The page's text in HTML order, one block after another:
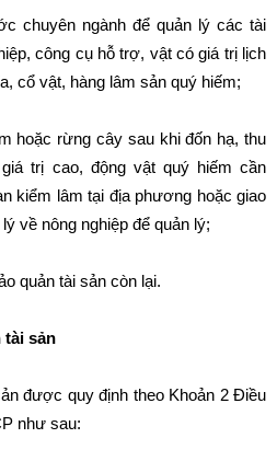
chuyên ngành để quản lý các tài
công cụ hỗ trợ, vật có giá trị lịch
cổ vật, hàng lâm sản quý hiếm;
hoặc rừng cây sau khi đốn hạ, thu
trị cao, động vật quý hiếm cần
kiểm lâm tại địa phương hoặc giao
về nông nghiệp để quản lý;
quản tài sản còn lại.
tài sản
được quy định theo Khoản 2 Điều
như sau: